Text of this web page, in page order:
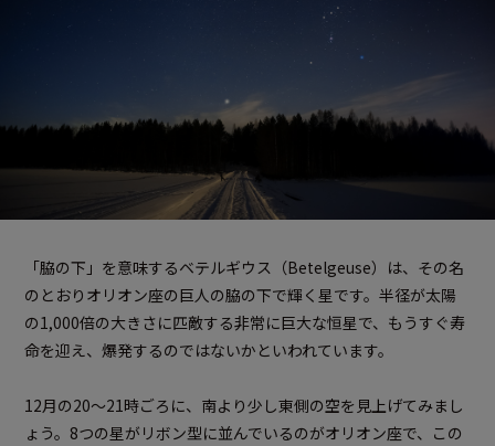
「脇の下」を意味するベテルギウス（Betelgeuse）は、その名
のとおりオリオン座の巨人の脇の下で輝く星です。半径が太陽
の1,000倍の大きさに匹敵する非常に巨大な恒星で、もうすぐ寿
命を迎え、爆発するのではないかといわれています。
12月の20～21時ごろに、南より少し東側の空を見上げてみまし
ょう。8つの星がリボン型に並んでいるのがオリオン座で、この